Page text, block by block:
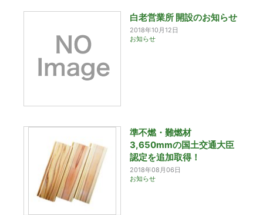
白老営業所 開設のお知らせ
2018年10月12日
お知らせ
準不燃・難燃材
3,650mmの国土交通大臣
認定を追加取得！
2018年08月06日
お知らせ